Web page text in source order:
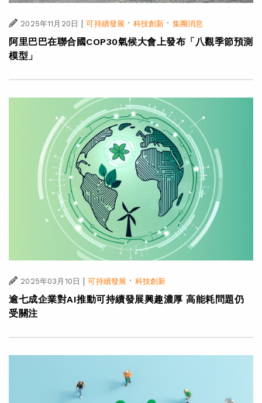
2025年11月20日 | 可持續發展 · 科技創新 · 集團消息
阿里巴巴在聯合國COP30氣候大會上發布「八觀季節預測
模型」
2025年03月10日 | 可持續發展 · 科技創新
逾七成企業對AI推動可持續發展興趣濃厚 高能耗問題仍
受關注